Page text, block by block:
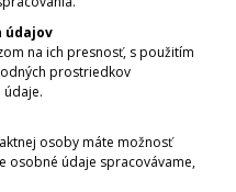
údajov
na ich presnosť, s použitím
prostriedkov
údaje.
osoby máte možnosť
osobné údaje spracovávame,